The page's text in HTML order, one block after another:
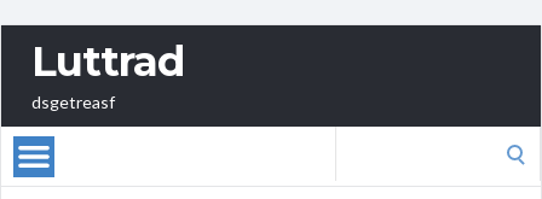
Luttrad
dsgetreasf